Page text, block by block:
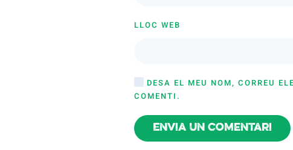
LLOC WEB
DESA EL MEU NOM, CORREU
COMENTI.
Envia un comentari